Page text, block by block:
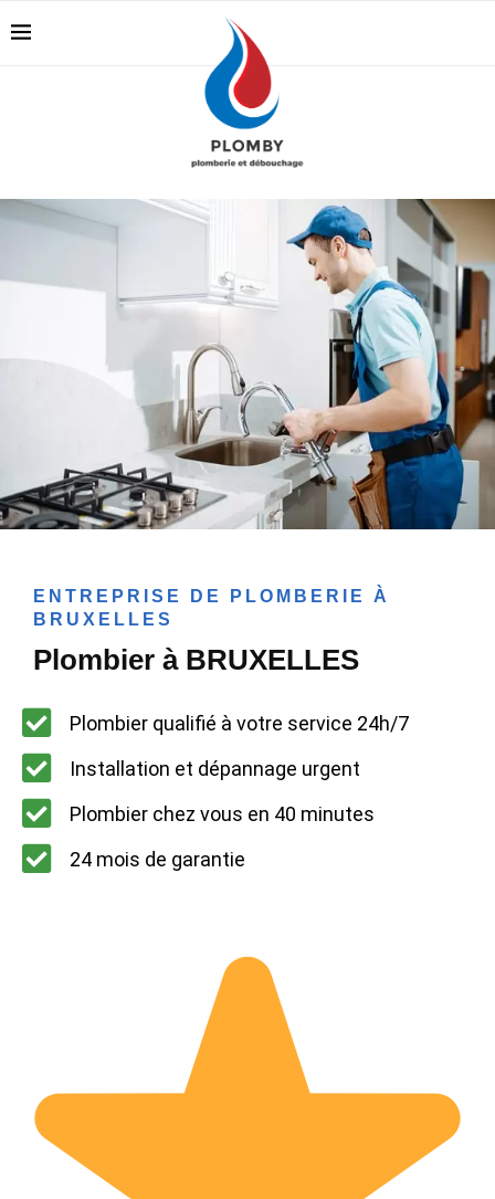
ENTREPRISE DE PLOMBERIE À
BRUXELLES
Plombier à BRUXELLES
Plombier qualifié à votre service 24h/7
Installation et dépannage urgent
Plombier chez vous en 40 minutes
24 mois de garantie